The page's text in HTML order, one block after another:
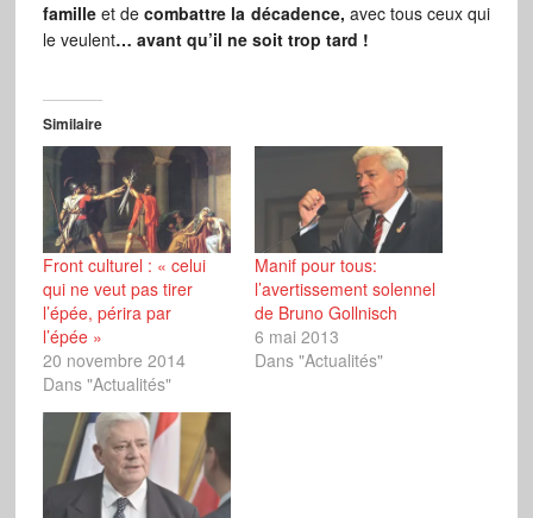
famille et de combattre la décadence, avec tous ceux qui
le veulent… avant qu’il ne soit trop tard !
Similaire
Front culturel : « celui
qui ne veut pas tirer
l’épée, périra par
l’épée »
20 novembre 2014
Dans "Actualités"
Manif pour tous:
l’avertissement solennel
de Bruno Gollnisch
6 mai 2013
Dans "Actualités"